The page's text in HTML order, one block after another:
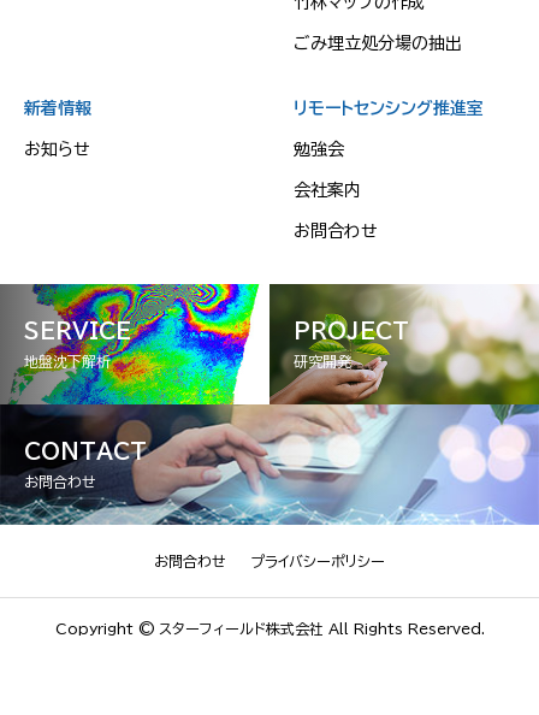
ごみ埋立処分場の抽出
新着情報
お知らせ
リモートセンシング推進室
勉強会
会社案内
お問合わせ
SERVICE
地盤沈下解析
PROJECT
研究開発
CONTACT
お問合わせ
お問合わせ プライバシーポリシー
Copyright © スターフィールド株式会社 All Rights Reserved.